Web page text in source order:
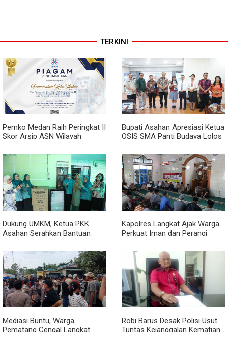
TERKINI
Pemko Medan Raih Peringkat II
Skor Arsip ASN Wilayah
Bupati Asahan Apresiasi Ketua
OSIS SMA Panti Budaya Lolos
Nasional
Dukung UMKM, Ketua PKK
Asahan Serahkan Bantuan
Sentang
Kapolres Langkat Ajak Warga
Perkuat Iman dan Perangi
Curhat
Mediasi Buntu, Warga
Pematang Cengal Langkat
Robi Barus Desak Polisi Usut
Tuntas Kejanggalan Kematian